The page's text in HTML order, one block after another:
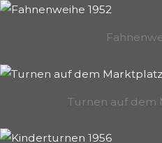
Turnen auf dem